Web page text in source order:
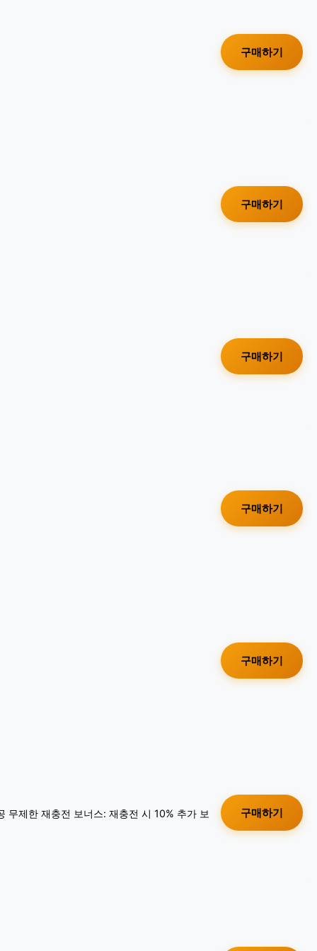
구매하기
구매하기
구매하기
구매하기
구매하기
제한 재충전 보너스: 재충전 시 10% 추가 보 구매하기